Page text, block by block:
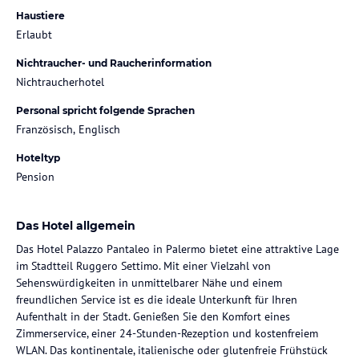
Haustiere
Erlaubt
Nichtraucher- und Raucherinformation
Nichtraucherhotel
Personal spricht folgende Sprachen
Französisch, Englisch
Hoteltyp
Pension
Das Hotel allgemein
Das Hotel Palazzo Pantaleo in Palermo bietet eine attraktive Lage
im Stadtteil Ruggero Settimo. Mit einer Vielzahl von
Sehenswürdigkeiten in unmittelbarer Nähe und einem
freundlichen Service ist es die ideale Unterkunft für Ihren
Aufenthalt in der Stadt. Genießen Sie den Komfort eines
Zimmerservice, einer 24-Stunden-Rezeption und kostenfreiem
WLAN. Das kontinentale, italienische oder glutenfreie Frühstück